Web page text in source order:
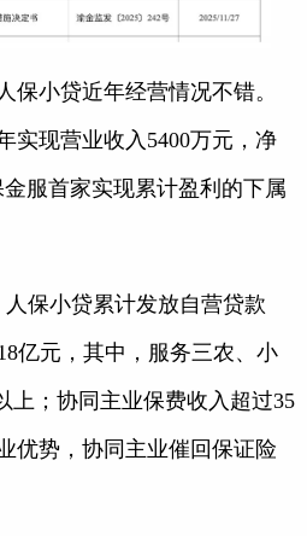
保小贷近年经营情况不错。
实现营业收入5400万元，净
服首家实现累计盈利的下属
人保小贷累计发放自营贷款
亿元，其中，服务三农、小
上；协同主业保费收入超过35
优势，协同主业催回保证险